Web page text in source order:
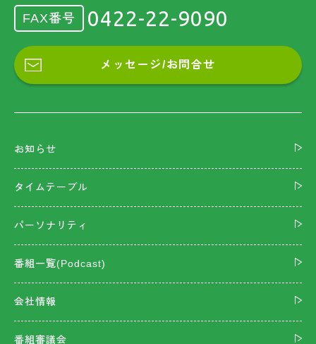
FAX番号 0422-22-9090
メッセージ/お問合せ
お知らせ
タイムテーブル
パーソナリティ
番組一覧(Podcast)
会社情報
番組審議会